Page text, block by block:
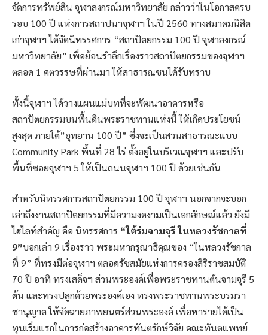
จัดการทรัพย์สิน จุฬาลงกรณ์มหาวิทยาลัย กล่าวว่าในโอกาสครบ
รอบ 100 ปี แห่งการสถาปนาจุฬาฯ ในปี 2560 ทางสมาคมนิสิต
เก่าจุฬาฯ ได้จัดนิทรรศการ “สถาปัตยกรรม 100 ปี จุฬาลงกรณ์
มหาวิทยาลัย” เพื่อย้อนรำลึกเรื่องราวสถาปัตยกรรมของจุฬาฯ
ตลอด 1 ศตวรรษที่ผ่านมา ให้สาธารณชนได้รับทราบ
ทั้งนี้จุฬาฯ ได้วางแผนแม่บทที่จะพัฒนาอาคารหรือ
สถาปัตยกรรมบนพื้นดินพระราชทานแห่งนี้ ให้เกิดประโยชน์
สูงสุด ภายใต้”อุทยาน 100 ปี” ซึ่งจะเป็นสวนสาธารณะแบบ
Community Park พื้นที่ 28 ไร่ ตั้งอยู่ในบริเวณจุฬาฯ และปรับ
พื้นที่ซอยจุฬาฯ 5 ให้เป็นถนนจุฬาฯ 100 ปี ด้วยเช่นกัน
สำหรับนิทรรศการสถาปัตยกรรม 100 ปี จุฬาฯ นอกจากจะบอก
เล่าถึงงานสถาปัตยกรรมที่มีความงดงามเป็นเอกลักษณ์แล้ว ยังมี
ไฮไลท์สำคัญ คือ นิทรรศการ “ใต้ร่มจามจุรี ในหลวงรัชกาลที่
9”บอกเล่า 9 เรื่องราว พระมหากรุณาธิคุณของ “ในหลวงรัชกาล
ที่ 9” ที่ทรงมีต่อจุฬาฯ ตลอดรัชสมัยแห่งการครองสิริราชสมบัติ
70 ปี อาทิ ทรงเสด็จฯ ส่วนพระองค์เพื่อพระราชทานต้นจามจุรี 5
ต้น และทรงปลูกด้วยพระองค์เอง ทรงพระราชทานพระบรมรา
ชานุญาต ให้จัดฉายภาพยนตร์ส่วนพระองค์ เพื่อหารายได้เป็น
ทุนเริ่มแรกในการก่อสร้างอาคารทันตรักษ์วิจัย คณะทันตแพทย์